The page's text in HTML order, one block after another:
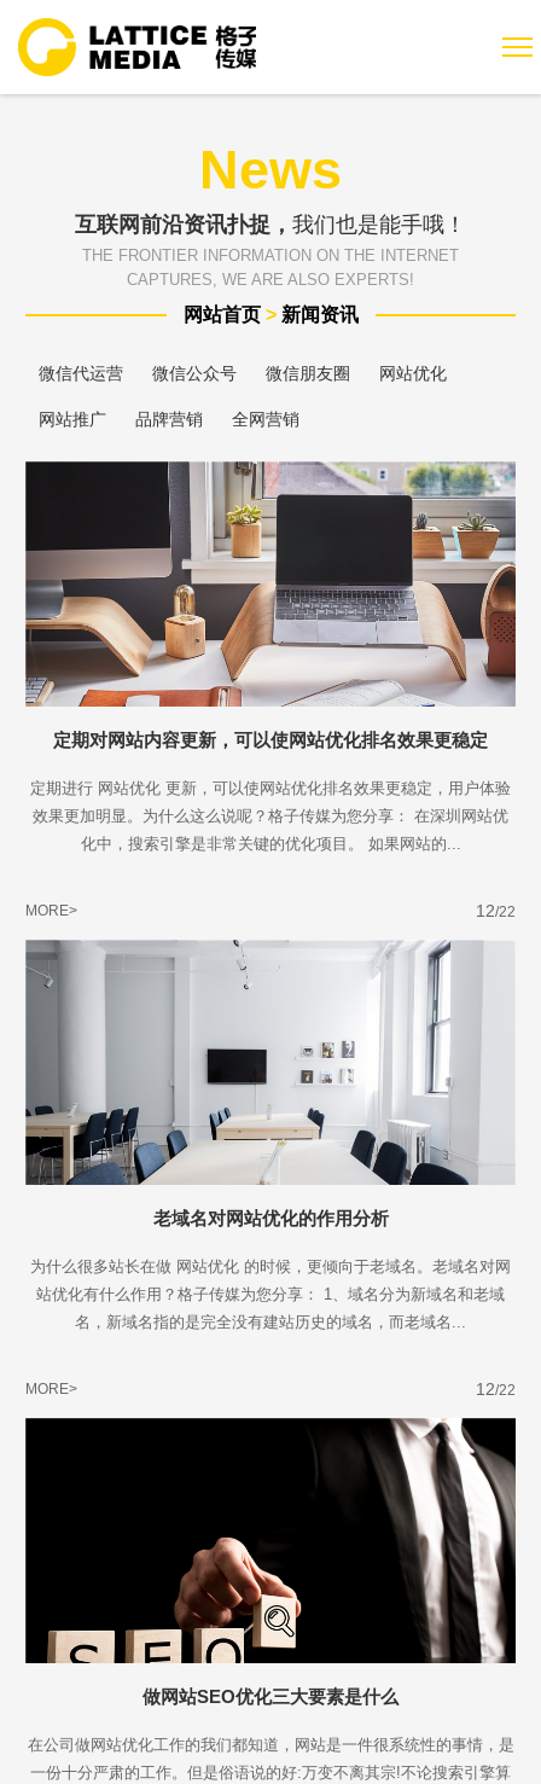
News
互联网前沿资讯扑捉， 我们也是能手哦！
THE FRONTIER INFORMATION ON THE INTERNET
CAPTURES, WE ARE ALSO EXPERTS!
网站首页> 新闻资讯
微信代运营 微信公众号 微信朋友圈 网站优化
网站推广 品牌营销 全网营销
定期对网站内容更新，可以使网站优化排名效果更稳定
定期进行 网站优化 更新，可以使网站优化排名效果更稳定，用户体验
效果更加明显。为什么这么说呢？格子传媒为您分享： 在深圳网站优
化中，搜索引擎是非常关键的优化项目。 如果网站的...
MORE> 12/22
老域名对网站优化的作用分析
为什么很多站长在做 网站优化 的时候，更倾向于老域名。老域名对网
站优化有什么作用？格子传媒为您分享： 1、域名分为新域名和老域
名，新域名指的是完全没有建站历史的域名，而老域名...
MORE> 12/22
做网站SEO优化三大要素是什么
在公司做网站优化工作的我们都知道，网站是一件很系统性的事情，是
一份十分严肃的工作。但是俗语说的好:万变不离其宗!不论搜索引擎算